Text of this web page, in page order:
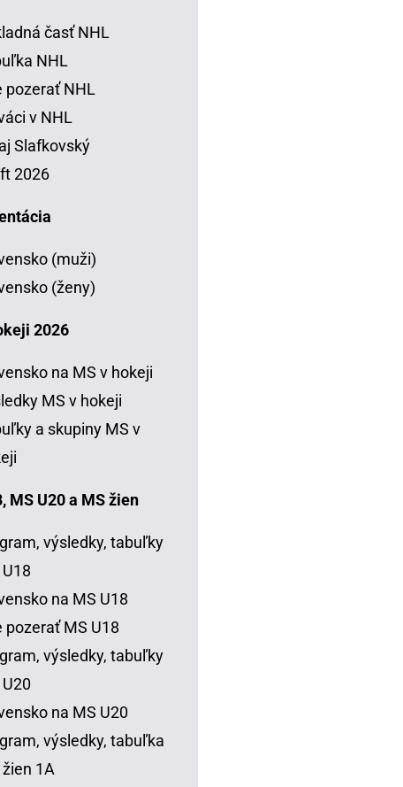
časť NHL
NHL
pozerať NHL
v NHL
Slafkovský
2026
(muži)
(ženy)
2026
na MS v hokeji
MS v hokeji
a skupiny MS v
MS U20 a MS žien
výsledky, tabuľky
na MS U18
pozerať MS U18
výsledky, tabuľky
na MS U20
výsledky, tabuľka
1A